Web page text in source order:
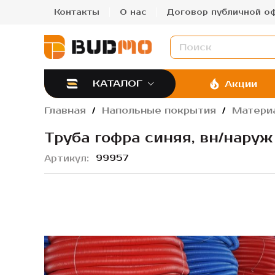
Контакты О нас Договор публичной
КАТАЛОГ Акции
Главная Напольные покрытия
Труба гофра синяя, вн/
Артикул 99957
к
галереям
изображений